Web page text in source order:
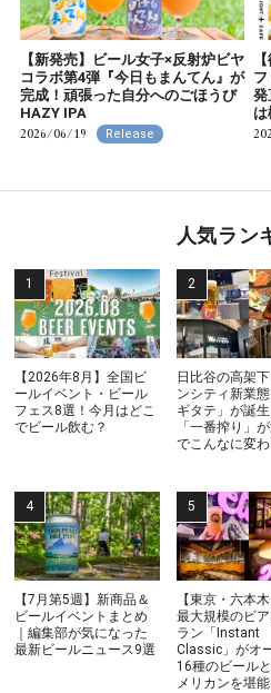
【新発売】ビール女子×反射炉ビヤ
コラボ第4弾『今日もまんてん』が
完成！頑張った自分へのごほうび
HAZY IPA
2026/06/19 Release
発
は
人気ラン
【2026年8月】全国ビ
ールイベント・ビール
フェス8選！今月はどこ
でビール飲む？
日比谷の高架
ンシティ新業
ギタテ」が誕
「一番搾り」
でこんなに変
【7月第5週】新商品＆
ビールイベントまとめ
｜編集部が気になった
最新ビールニュース9選
【東京・六本
最大規模のビア
ラン「Instant
Classic」がオ
16種のビール
メリカンを堪能